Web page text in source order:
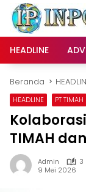
Langsung
konten
HEADLINE
Beranda
HEADLINE PT TIMAH
TIMAH
Admin
3
9 Mei 2026